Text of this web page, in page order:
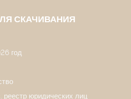
СКАЧИВАНИЯ
год
реестр юридических лиц